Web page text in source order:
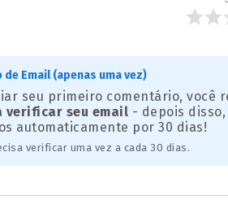
de Email (apenas uma vez)
seu primeiro comentário, você
verificar seu email - depois
automaticamente por 30 dias!
verificar uma vez a cada 30 dias.